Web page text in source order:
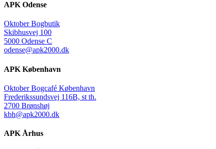
APK Odense
Oktober Bogbutik
Skibhusvej 100
5000 Odense C
odense@apk2000.dk
APK København
Oktober Bogcafé København
Frederikssundsvej 116B, st th.
2700 Brønshøj
kbh@apk2000.dk
APK Århus